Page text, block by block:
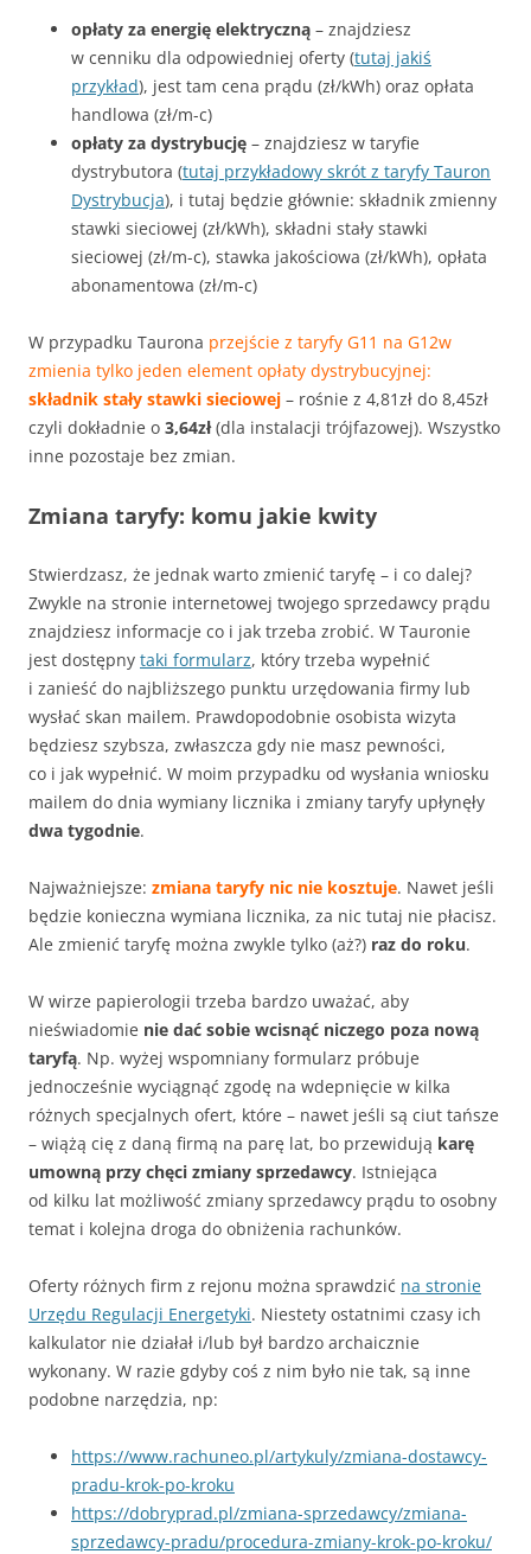
opłaty za energię elektryczną – znajdziesz
w cenniku dla odpowiedniej oferty (tutaj jakiś
przykład), jest tam cena prądu (zł/kWh) oraz opłata
handlowa (zł/m-c)
opłaty za dystrybucję – znajdziesz w taryfie
dystrybutora (tutaj przykładowy skrót z taryfy Tauron
Dystrybucja), i tutaj będzie głównie: składnik zmienny
stawki sieciowej (zł/kWh), składni stały stawki
sieciowej (zł/m-c), stawka jakościowa (zł/kWh), opłata
abonamentowa (zł/m-c)
W przypadku Taurona przejście z taryfy G11 na G12w
zmienia tylko jeden element opłaty dystrybucyjnej:
składnik stały stawki sieciowej – rośnie z 4,81zł do 8,45zł
czyli dokładnie o 3,64zł(dla instalacji trójfazowej). Wszystko
inne pozostaje bez zmian.
Zmiana taryfy: komu jakie kwity
Stwierdzasz, że jednak warto zmienić taryfę – i co dalej?
Zwykle na stronie internetowej twojego sprzedawcy prądu
znajdziesz informacje co i jak trzeba zrobić. W Tauronie
jest dostępny taki formularz, który trzeba wypełnić
i zanieść do najbliższego punktu urzędowania firmy lub
wysłać skan mailem. Prawdopodobnie osobista wizyta
będziesz szybsza, zwłaszcza gdy nie masz pewności,
co i jak wypełnić. W moim przypadku od wysłania wniosku
mailem do dnia wymiany licznika i zmiany taryfy upłynęły
dwa tygodnie.
Najważniejsze: zmiana taryfy nic nie kosztuje. Nawet jeśli
będzie konieczna wymiana licznika, za nic tutaj nie płacisz.
Ale zmienić taryfę można zwykle tylko (aż?) raz do roku.
W wirze papierologii trzeba bardzo uważać, aby
nieświadomie nie dać sobie wcisnąć niczego poza nową
taryfą. Np. wyżej wspomniany formularz próbuje
jednocześnie wyciągnąć zgodę na wdepnięcie w kilka
różnych specjalnych ofert, które – nawet jeśli są ciut tańsze
– wiążą cię z daną firmą na parę lat, bo przewidują karę
umowną przy chęci zmiany sprzedawcy. Istniejąca
od kilku lat możliwość zmiany sprzedawcy prądu to osobny
temat i kolejna droga do obniżenia rachunków.
Oferty różnych firm z rejonu można sprawdzić na stronie
Urzędu Regulacji Energetyki. Niestety ostatnimi czasy ich
kalkulator nie działał i/lub był bardzo archaicznie
wykonany. W razie gdyby coś z nim było nie tak, są inne
podobne narzędzia, np:
https://www.rachuneo.pl/artykuly/zmiana-dostawcy-
pradu-krok-po-kroku
https://dobryprad.pl/zmiana-sprzedawcy/zmiana-
sprzedawcy-pradu/procedura-zmiany-krok-po-kroku/